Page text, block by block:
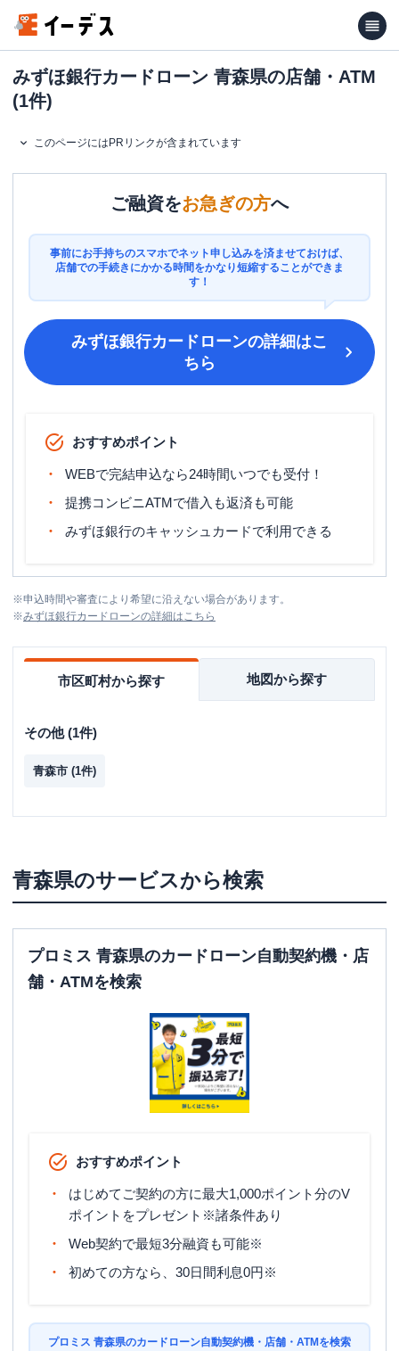
みずほ銀行カードローン 青森県の店舗・ATM
(1件)
このページにはPRリンクが含まれています
ご融資をお急ぎの方へ
事前にお手持ちのスマホでネット申し込みを済ませておけば、
店舗での手続きにかかる時間をかなり短縮することができま
す！
みずほ銀行カードローンの詳細はこ
ちら
おすすめポイント
WEBで完結申込なら24時間いつでも受付！
提携コンビニATMで借入も返済も可能
みずほ銀行のキャッシュカードで利用できる
※申込時間や審査により希望に沿えない場合があります。
※みずほ銀行カードローンの詳細はこちら
市区町村から探す 地図から探す
その他(1件)
青森市 (1件)
青森県のサービスから検索
プロミス 青森県のカードローン自動契約機・店
舗・ATMを検索
おすすめポイント
はじめてご契約の方に最大1,000ポイント分のV
ポイントをプレゼント※諸条件あり
Web契約で最短3分融資も可能※
初めての方なら、30日間利息0円※
プロミス 青森県のカードローン自動契約機・店舗・ATMを検索